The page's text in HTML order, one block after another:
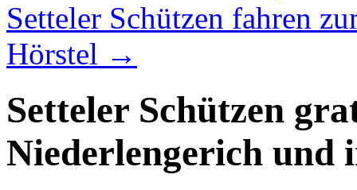
Setteler Schützen fahren
Hörstel →
Setteler Schützen
Niederlengerich und